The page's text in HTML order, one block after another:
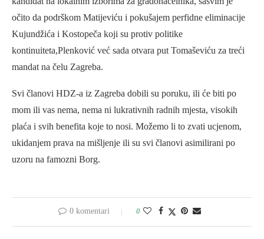
očito da podrškom Matijeviću i pokušajem perfidne eliminacije
Kujundžića i Kostopeča koji su protiv politike
kontinuiteta,Plenković već sada otvara put Tomaševiću za treći
mandat na čelu Zagreba.
Svi članovi HDZ-a iz Zagreba dobili su poruku, ili će biti po
mom ili vas nema, nema ni lukrativnih radnih mjesta, visokih
plaća i svih benefita koje to nosi. Možemo li to zvati ucjenom,
ukidanjem prava na mišljenje ili su svi članovi asimilirani po
uzoru na famozni Borg.
0 komentari 0